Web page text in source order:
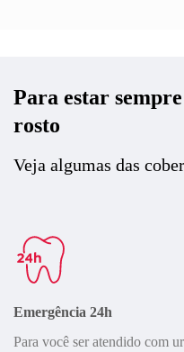
Para estar
rosto
Veja algumas das
Emergência 24h
Para você ser atendido com